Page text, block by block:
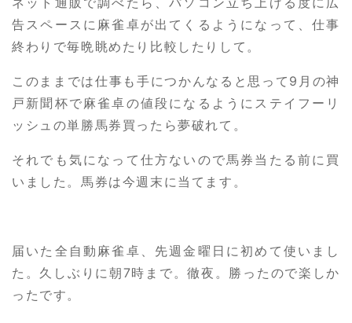
告スペースに麻雀卓が出てくるようになって、仕事
終わりで毎晩眺めたり比較したりして。
このままでは仕事も手につかんなると思って9月の神
戸新聞杯で麻雀卓の値段になるようにステイフーリ
ッシュの単勝馬券買ったら夢破れて。
それでも気になって仕方ないので馬券当たる前に買
いました。馬券は今週末に当てます。
届いた全自動麻雀卓、先週金曜日に初めて使いまし
た。久しぶりに朝7時まで。徹夜。勝ったので楽しか
ったです。